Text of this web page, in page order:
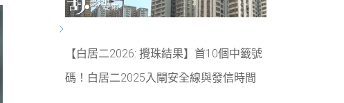
【白居二2026: 攪珠結果】首10個中籤號
碼！白居二2025入閘安全線與發信時間